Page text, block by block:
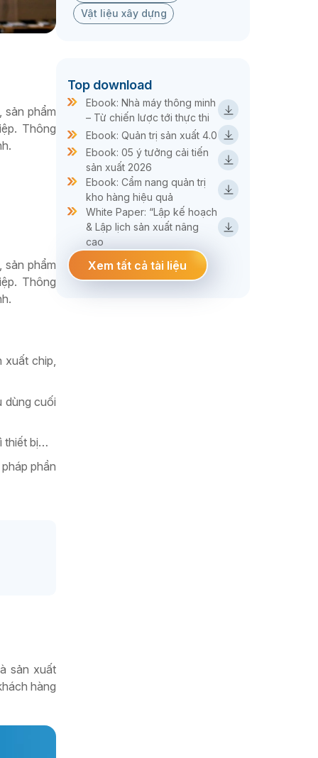
phẩm
Thông
phẩm
Thông
xuất chip,
dùng cuối
thiết bị…
phần
sản xuất
hàng
Vật liệu xây dựng
Top download
Ebook: Nhà máy thông minh
– Từ chiến lược tới thực thi
Ebook: Quản trị sản xuất 4.0
Ebook: 05 ý tưởng cải tiến
sản xuất 2026
Ebook: Cẩm nang quản trị
kho hàng hiệu quả
White Paper: “Lập kế hoạch
& Lập lịch sản xuất nâng
cao
Xem tất cả tài liệu